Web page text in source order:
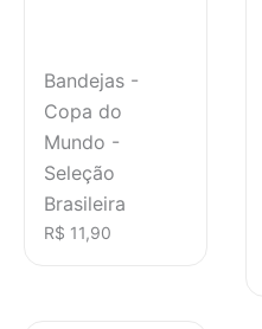
Bandejas -
Copa do
Mundo -
Seleção
Brasileira
R$ 11,90